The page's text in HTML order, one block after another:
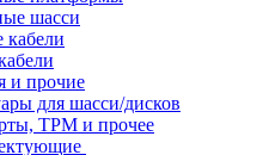
шасси
кабели
и прочие
для шасси/дисков
TPM и прочее